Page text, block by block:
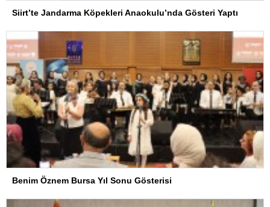
Siirt’te Jandarma Köpekleri Anaokulu’nda Gösteri Yaptı
Benim Öznem Bursa Yıl Sonu Gösterisi